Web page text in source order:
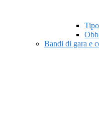
Bandi di gara e